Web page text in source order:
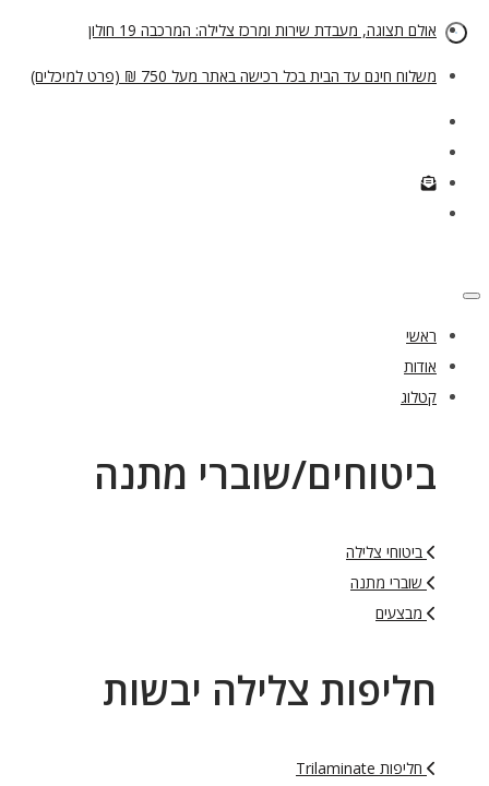
אולם תצוגה, מעבדת שירות ומרכז צלילה: המרכבה 19 חולון
משלוח חינם עד הבית בכל רכישה באתר מעל 750 ₪ (פרט למיכלים)
ראשי
אודות
קטלוג
ביטוחים/שוברי מתנה
ביטוחי צלילה
שוברי מתנה
מבצעים
חליפות צלילה יבשות
חליפות Trilaminate